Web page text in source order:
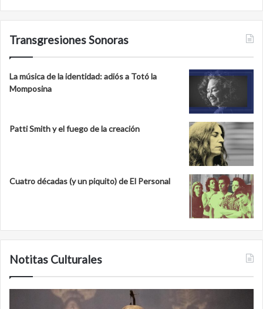
Transgresiones Sonoras
La música de la identidad: adiós a Totó la
Momposina
Patti Smith y el fuego de la creación
Cuatro décadas (y un piquito) de El Personal
Notitas Culturales